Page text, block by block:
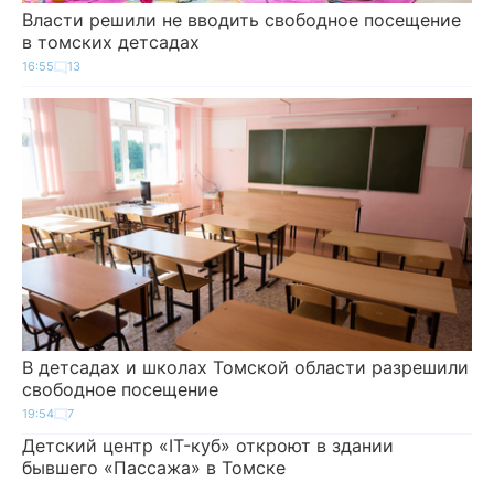
Власти решили не вводить свободное посещение
в томских детсадах
16:55 13
В детсадах и школах Томской области разрешили
свободное посещение
19:54 7
Детский центр «IT-куб» откроют в здании
бывшего «Пассажа» в Томске